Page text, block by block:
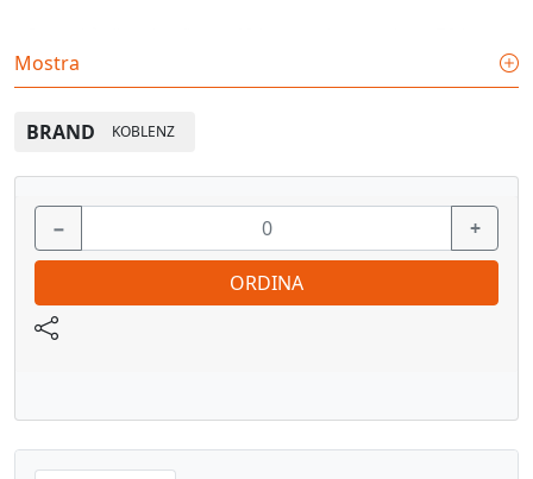
tre.
mm.
- Regolabile tridimensionalmente
Mostra
BRAND KOBLENZ
− +
ORDINA